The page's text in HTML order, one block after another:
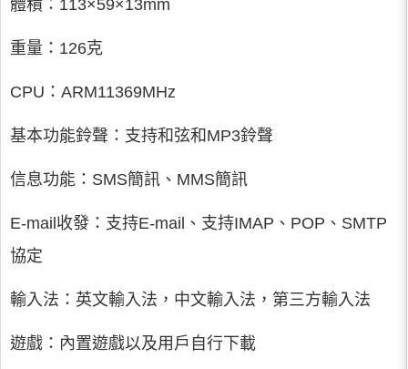
體積：113×59×13mm
重量：126克
CPU：ARM11369MHz
基本功能鈴聲：支持和弦和MP3鈴聲
信息功能：SMS簡訊、MMS簡訊
E-mail收發：支持E-mail、支持IMAP、POP、SMTP
協定
輸入法：英文輸入法，中文輸入法，第三方輸入法
遊戲：內置遊戲以及用戶自行下載